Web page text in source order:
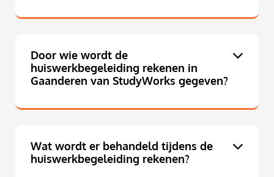
Door wie wordt de
huiswerkbegeleiding rekenen in
Gaanderen van StudyWorks gegeven?
Wat wordt er behandeld tijdens de
huiswerkbegeleiding rekenen?